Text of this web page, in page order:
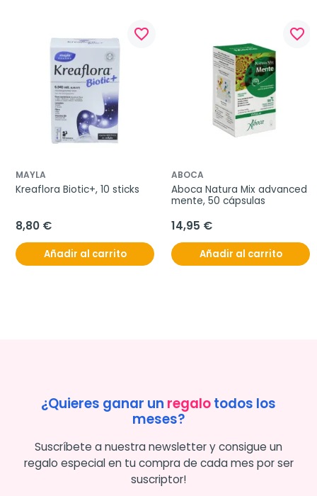
favorite_border
MAYLA
Kreaflora Biotic+, 10 sticks
8,80 €
Añadir al carrito
favorite_border
ABOCA
Aboca Natura Mix advanced
mente, 50 cápsulas
14,95 €
Añadir al carrito
¿Quieres ganar un regalotodos los
meses?
Suscríbete a nuestra newsletter y consigue un
regalo especial en tu compra de cada mes por ser
suscriptor!